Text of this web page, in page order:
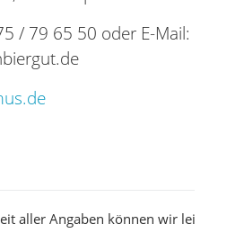
/ 79 65 50 oder E-Mail:
aller Angaben können wir leider